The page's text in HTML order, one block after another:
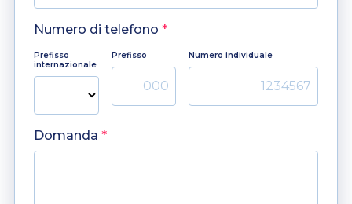
Numero di telefono *
Prefisso
internazionale
Prefisso Numero individuale
Domanda *